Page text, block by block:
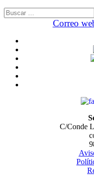
Buscar:
Correo
C/Conde